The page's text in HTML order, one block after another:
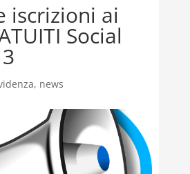
iscrizioni ai
Social
, news